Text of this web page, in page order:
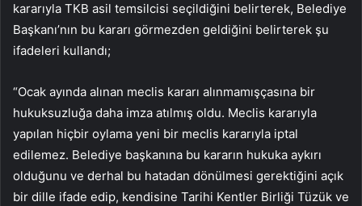
kararıyla TKB asil temsilcisi seçildiğini belirterek, Belediye
Başkanı’nın bu kararı görmezden geldiğini belirterek şu
ifadeleri kullandı;
“Ocak ayında alınan meclis kararı alınmamışçasına bir
hukuksuzluğa daha imza atılmış oldu. Meclis kararıyla
yapılan hiçbir oylama yeni bir meclis kararıyla iptal
edilemez. Belediye başkanına bu kararın hukuka aykırı
olduğunu ve derhal bu hatadan dönülmesi gerektiğini açık
bir dille ifade edip, kendisine Tarihi Kentler Birliği Tüzük ve